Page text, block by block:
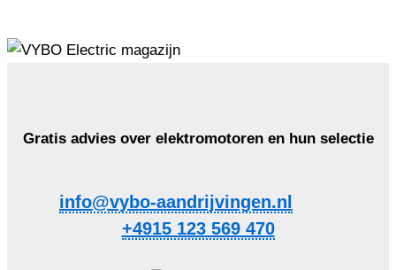
Gratis advies over elektromotoren en hun selectie
info@vybo-aandrijvingen.nl
+4915 123 569 470